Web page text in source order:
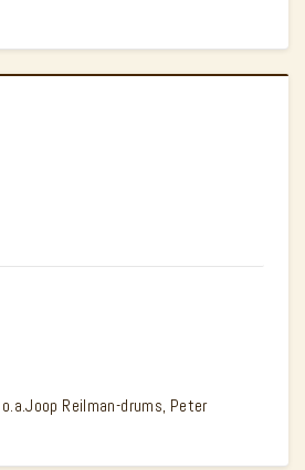
Reilman-drums, Peter